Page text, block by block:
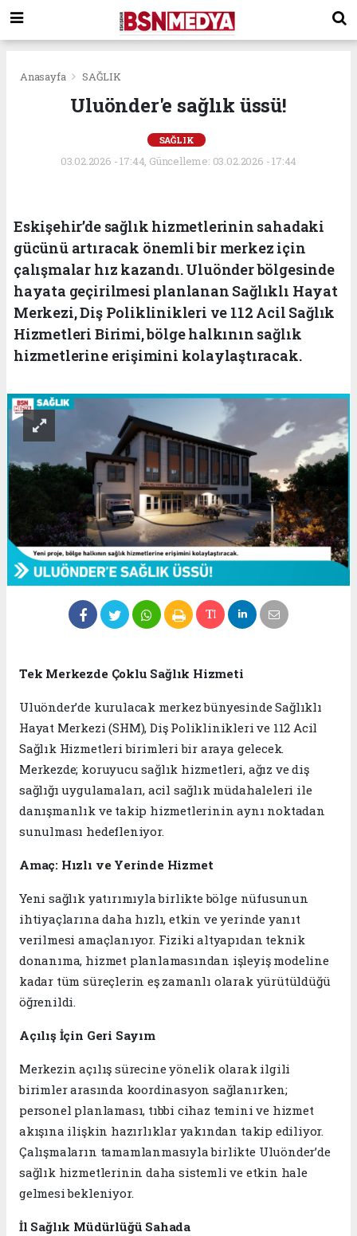
Anasayfa SAĞLIK
Uluönder'e sağlık üssü!
SAĞLIK
03.02.2026 - 17:44, Güncelleme: 03.02.2026 - 17:44
Eskişehir’de sağlık hizmetlerinin sahadaki
gücünü artıracak önemli bir merkez için
çalışmalar hız kazandı. Uluönder bölgesinde
hayata geçirilmesi planlanan Sağlıklı Hayat
Merkezi, Diş Poliklinikleri ve 112 Acil Sağlık
Hizmetleri Birimi, bölge halkının sağlık
hizmetlerine erişimini kolaylaştıracak.
Tek Merkezde Çoklu Sağlık Hizmeti
Uluönder’de kurulacak merkez bünyesinde Sağlıklı
Hayat Merkezi (SHM), Diş Poliklinikleri ve 112 Acil
Sağlık Hizmetleri birimleri bir araya gelecek.
Merkezde; koruyucu sağlık hizmetleri, ağız ve diş
sağlığı uygulamaları, acil sağlık müdahaleleri ile
danışmanlık ve takip hizmetlerinin aynı noktadan
sunulması hedefleniyor.
Amaç: Hızlı ve Yerinde Hizmet
Yeni sağlık yatırımıyla birlikte bölge nüfusunun
ihtiyaçlarına daha hızlı, etkin ve yerinde yanıt
verilmesi amaçlanıyor. Fiziki altyapıdan teknik
donanıma, hizmet planlamasından işleyiş modeline
kadar tüm süreçlerin eş zamanlı olarak yürütüldüğü
öğrenildi.
Açılış İçin Geri Sayım
Merkezin açılış sürecine yönelik olarak ilgili
birimler arasında koordinasyon sağlanırken;
personel planlaması, tıbbi cihaz temini ve hizmet
akışına ilişkin hazırlıklar yakından takip ediliyor.
Çalışmaların tamamlanmasıyla birlikte Uluönder’de
sağlık hizmetlerinin daha sistemli ve etkin hale
gelmesi bekleniyor.
İl Sağlık Müdürlüğü Sahada